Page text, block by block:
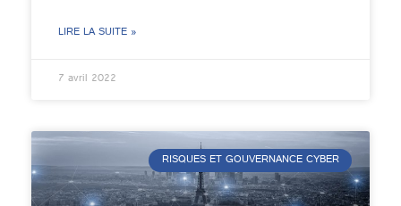
LIRE LA SUITE »
7 avril 2022
RISQUES ET GOUVERNANCE CYBER